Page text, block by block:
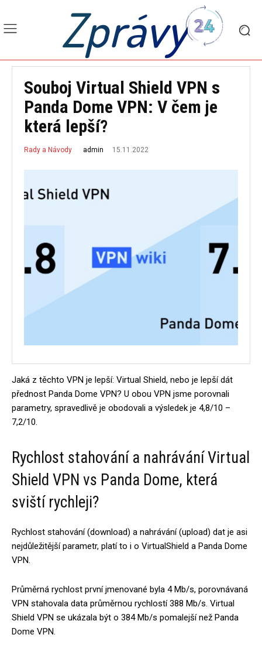
Zprávy
Souboj Virtual Shield VPN s
Panda Dome VPN: V čem je
která lepší?
Rady a Návody admin 15.11.2022
Jaká z těchto VPN je lepší: Virtual Shield, nebo je lepší dát
přednost Panda Dome VPN? U obou VPN jsme porovnali
parametry, spravedlivě je obodovali a výsledek je 4,8/10 –
7,2/10.
Rychlost stahování a nahrávání Virtual
Shield VPN vs Panda Dome, která
sviští rychleji?
Rychlost stahování (download) a nahrávání (upload) dat je asi
nejdůležitější parametr, platí to i o VirtualShield a Panda Dome
VPN.
Průměrná rychlost první jmenované byla 4 Mb/s, porovnávaná
VPN stahovala data průměrnou rychlostí 388 Mb/s. Virtual
Shield VPN se ukázala být o 384 Mb/s pomalejší než Panda
Dome VPN.